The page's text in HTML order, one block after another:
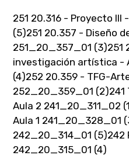
251 20.316 - Proyecto III
(5)251 20.357 - Diseño
251_20_357_01 (3)251
investigación artística -
(4)252 20.359 - TFG-
252_20_359_01 (2)241
Aula 2 241_20_311_02
Aula 1 241_20_328_01
242_20_314_01 (5)242
242_20_315_01 (4)